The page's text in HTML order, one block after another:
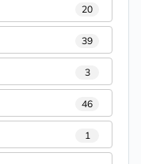
20
39
3
46
1